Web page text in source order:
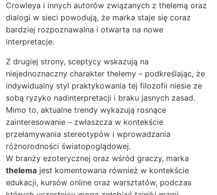
Crowleya i innych autorów związanych z thelemą oraz
dialogi w sieci powodują, że marka staje się coraz
bardziej rozpoznawalna i otwarta na nowe
interpretacje.
Z drugiej strony, sceptycy wskazują na
niejednoznaczny charakter thelemy – podkreślając, że
indywidualny styl praktykowania tej filozofii niesie ze
sobą ryzyko nadinterpretacji i braku jasnych zasad.
Mimo to, aktualne trendy wykazują rosnące
zainteresowanie – zwłaszcza w kontekście
przełamywania stereotypów i wprowadzania
różnorodności światopoglądowej.
W branży ezoterycznej oraz wśród graczy, marka
thelema jest komentowana również w kontekście
edukacji, kursów online oraz warsztatów, podczas